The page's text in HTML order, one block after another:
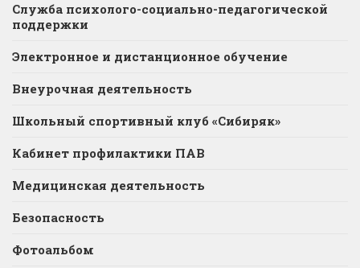
Служба психолого-социально-педагогической
поддержки
Электронное и дистанционное обучение
Внеурочная деятельность
Школьный спортивный клуб «Сибиряк»
Кабинет профилактики ПАВ
Медицинская деятельность
Безопасность
Фотоальбом